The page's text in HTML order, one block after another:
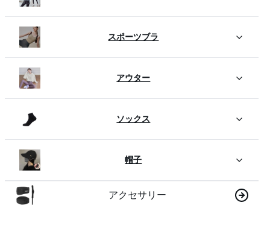
スポーツブラ
アウター
ソックス
帽子
アクセサリー